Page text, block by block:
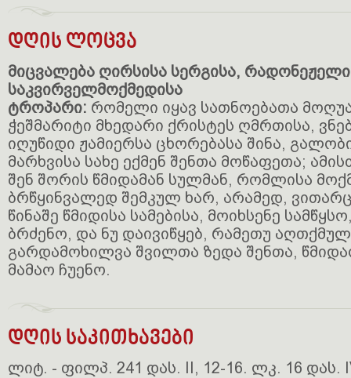
დღის ლოცვა
მიცვალება ღირსისა სერგისა, რადონეჟელი
საკვირველმოქმედისა
ტროპარი: რომელი იყავ სათნოებათა
ჭეშმარიტი მხედარი ქრისტეს ღმრთისა,
იღუწიდი ჟამიერსა ცხორებასა შინა,
მარხვისა სახე ექმენ შენთა მოწაფეთა;
შენ შორის წმიდამან სულმან, რომლისა
ბრწყინვალედ შემკულ ხარ, არამედ,
წინაშე წმიდისა სამებისა, მოიხსენე
ბრძენო, და ნუ დაივიწყებ, რამეთუ აღთქმულ
გარდამოხილვა შვილთა ზედა შენთა,
მამაო ჩუენო.
დღის საკითხავები
ლიტ. - ფილპ. 241 დას. II, 12-16. ლკ. 16 დას.